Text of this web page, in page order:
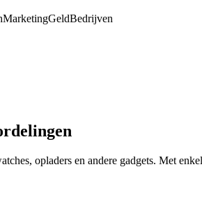
MarketingGeldBedrijven
opladers en andere gadgets. Met